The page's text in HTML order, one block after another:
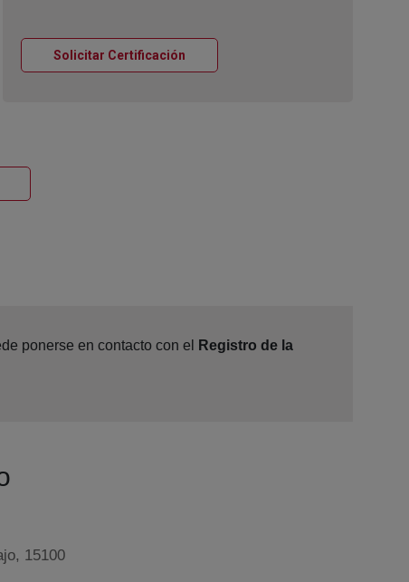
Solicitar Certificación
ponerse en contacto con el
Registro de la
15100